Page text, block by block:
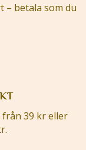
– betala som du
från 39 kr eller